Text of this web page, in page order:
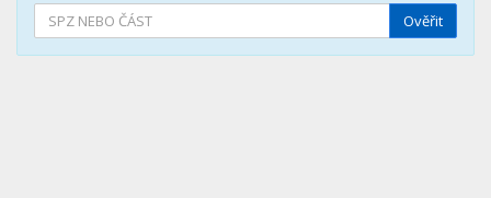
Ověřit